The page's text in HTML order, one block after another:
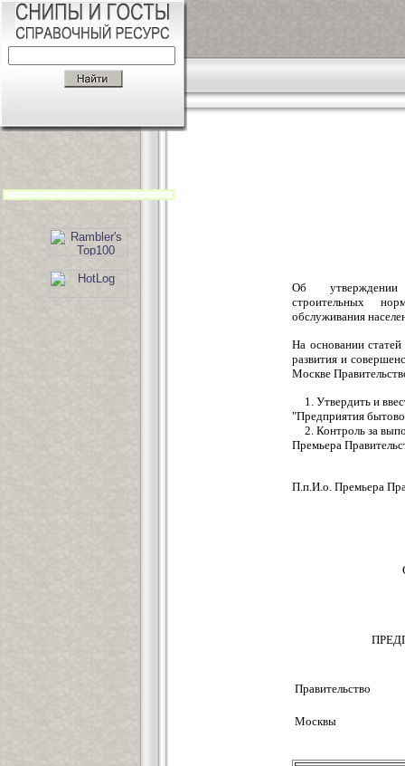
Об утверждении
строительных
обслуживания
На основании
развития и
Москве
1. Утвердить и
"Предприятия
2. Контроль за
Премьера
П.п.И.о.
Правительство
Москвы